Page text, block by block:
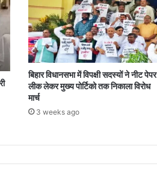
बिहार विधानसभा में विपक्षी सदस्यों ने नीट पेपर
लीक लेकर मुख्य पोर्टिको तक निकाला विरोध
मार्च
3 weeks ago